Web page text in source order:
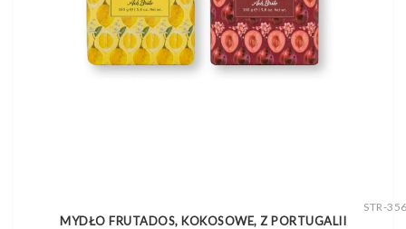
STR-
MYDŁO FRUTADOS, KOKOSOWE, Z PORTUGALII